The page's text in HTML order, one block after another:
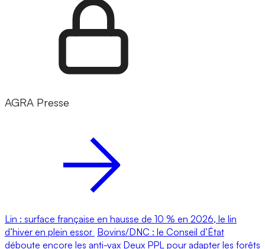
AGRA Presse
Lin : surface française en hausse de 10 % en 2026, le lin
d’hiver en plein essor Bovins/DNC : le Conseil d’État
déboute encore les anti-vax Deux PPL pour adapter les forêts